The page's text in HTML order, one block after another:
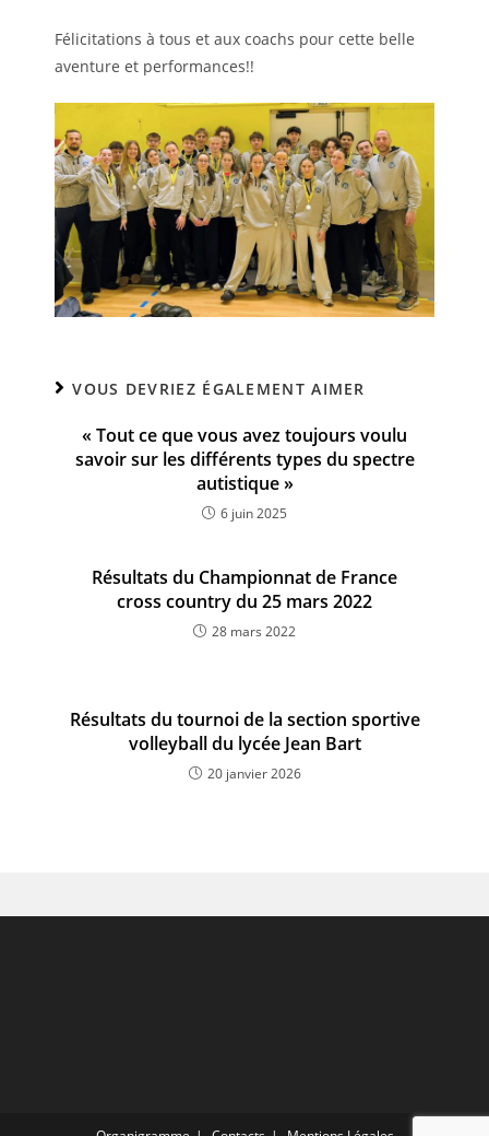
Félicitations à tous et aux coachs pour cette belle
aventure et performances!!
VOUS DEVRIEZ ÉGALEMENT AIMER
« Tout ce que vous avez toujours voulu
savoir sur les différents types du spectre
autistique »
6 juin 2025
Résultats du Championnat de France
cross country du 25 mars 2022
28 mars 2022
Résultats du tournoi de la section sportive
volleyball du lycée Jean Bart
20 janvier 2026